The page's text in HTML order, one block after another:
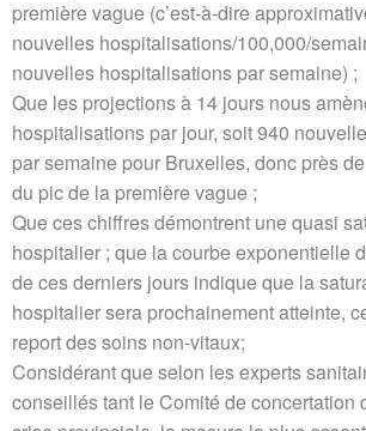
première vague (c’est-à-dire
nouvelles hospitalisations/100,000/
nouvelles hospitalisations par semaine) ;
Que les projections à 14 jours nous
hospitalisations par jour, soit 940
par semaine pour Bruxelles, donc près
du pic de la première vague ;
Que ces chiffres démontrent une quasi
hospitalier ; que la courbe exponentielle
de ces derniers jours indique que la
hospitalier sera prochainement atteinte,
report des soins non-vitaux;
Considérant que selon les experts
conseillés tant le Comité de concertation